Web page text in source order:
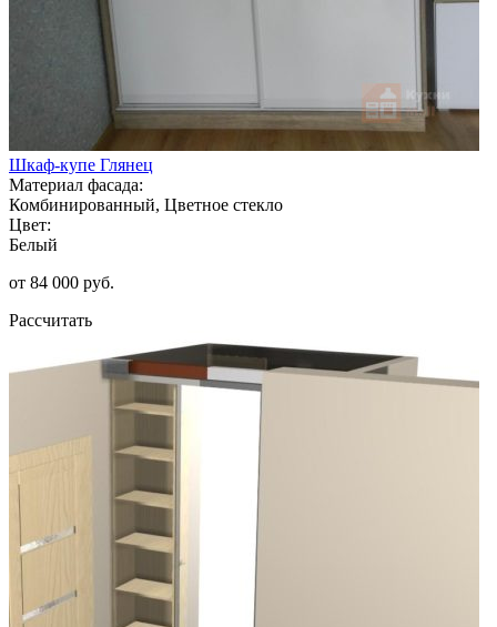
Шкаф-купе Глянец
Материал фасада:
Комбинированный, Цветное стекло
Цвет:
Белый
от 84 000 руб.
Рассчитать